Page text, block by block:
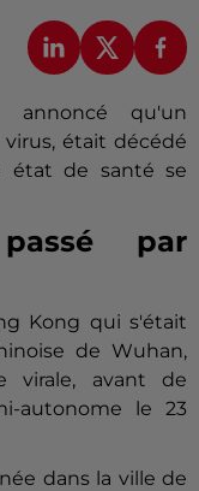
annoncé qu'un
était décédé
état de santé se
par
Kong qui s'était
de Wuhan,
virale, avant de
autonome le 23
dans la ville de